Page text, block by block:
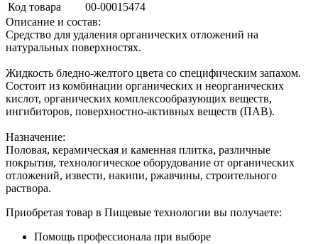
Код товара
00-00015474
Описание и состав:
Средство для удаления органических отложений на
натуральных поверхностях.
Жидкость бледно-желтого цвета со специфическим запахом.
Состоит из комбинации органических и неорганических
кислот, органических комплексообразующих веществ,
ингибиторов, поверхностно-активных веществ (ПАВ).
Назначение:
Половая, керамическая и каменная плитка, различные
покрытия, технологическое оборудование от органических
отложений, извести, накипи, ржавчины, строительного
раствора.
Приобретая товар в Пищевые технологии вы получаете:
Помощь профессионала при выборе